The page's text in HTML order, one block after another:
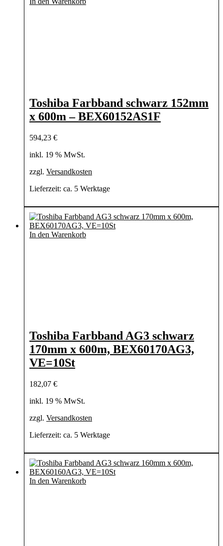
Toshiba Farbband schwarz 152mm
x 600m – BEX60152AS1F
594,23 €
inkl. 19 % MwSt.
zzgl. Versandkosten
Lieferzeit: ca. 5 Werktage
In den Warenkorb
Toshiba Farbband AG3 schwarz
170mm x 600m, BEX60170AG3,
VE=10St
182,07 €
inkl. 19 % MwSt.
zzgl. Versandkosten
Lieferzeit: ca. 5 Werktage
In den Warenkorb